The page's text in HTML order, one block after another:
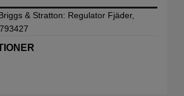
& Stratton: Regulator Fjäder,